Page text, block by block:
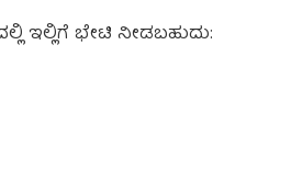
ಇಲ್ಲಿಗೆ ಭೇಟಿ ನೀಡಬಹುದು: